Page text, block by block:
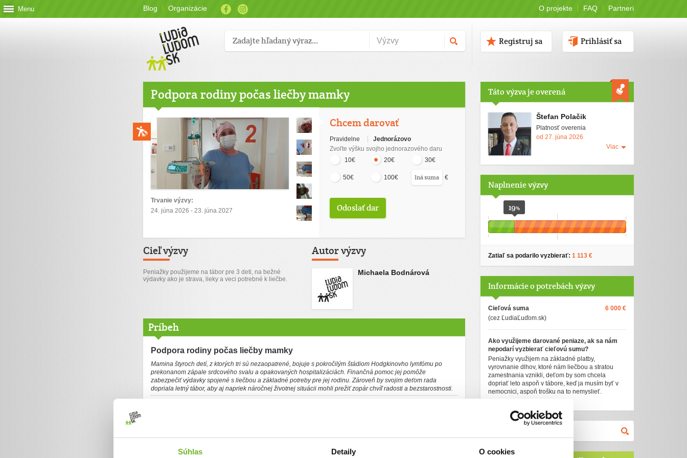
Súhlas Detaily O cookies
Menu Blog Organizácie O projekte FAQ Partneri
Prihlásiť sa
Registruj sa
Podpora rodiny počas liečby mamky
Trvanie výzvy:
24. júna 2026 - 23. júna 2027
Chcem darovať
Pravidelne
Jednorázovo
Zvoľte výšku svojho jednorazového daru
10€
20€ 30€
50€ 100€ €
Cieľ výzvy
Peniažky použijeme na tábor pre 3 deti, na bežné
výdavky ako je strava, lieky a veci potrebné k liečbe.
Autor výzvy
Michaela Bodnárová
Príbeh
Podpora rodiny počas liečby mamky
Mamina štyroch detí, z ktorých tri sú nezaopatrené, bojuje s pokročilým štádiom Hodgkinovho lymfómu po
prekonanom zápale srdcového svalu a opakovaných hospitalizáciách. Finančná pomoc jej pomôže
zabezpečiť výdavky spojené s liečbou a základné potreby pre jej rodinu. Zároveň by svojim deťom rada
dopriala letný tábor, aby aj napriek náročnej životnej situácii mohli prežiť zopár chvíľ radosti a bezstarostnosti.
Momentálne som viac v nemocnici ako doma. Deťom chýba mama a aj moje financie, o ktoré rodina prišla.
Táto výzva je overená
Štefan Polačik
Platnosť overenia
od 27. júna 2026
Viac
Naplnenie výzvy
19%
Zatiaľ sa podarilo vyzbierať: 1 113 €
Informácie o potrebách výzvy
Cieľová suma
(cez ĽudiaĽuďom.sk)
6 000 €
Ako využijeme darované peniaze, ak sa nám
nepodarí vyzbierať cieľovú sumu?
Peniažky využijem na základné platby,
vyrovnanie dlhov, ktoré nám liečbou a stratou
zamestnania vznikli, deťom by som chcela
dopriať leto aspoň v tábore, keď ja musím byť v
nemocnici, aspoň trošku na to nemyslieť.